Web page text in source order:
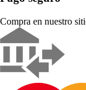
Compra en nuestro